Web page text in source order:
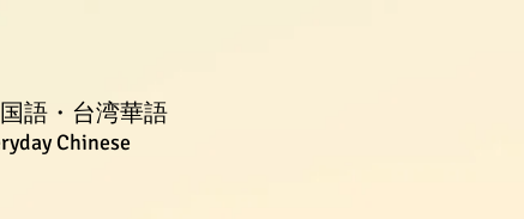
語・台湾華語
Chinese